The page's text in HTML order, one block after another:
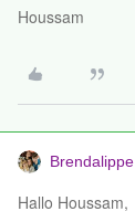
Houssam
Brendalippe
Hallo Houssam,